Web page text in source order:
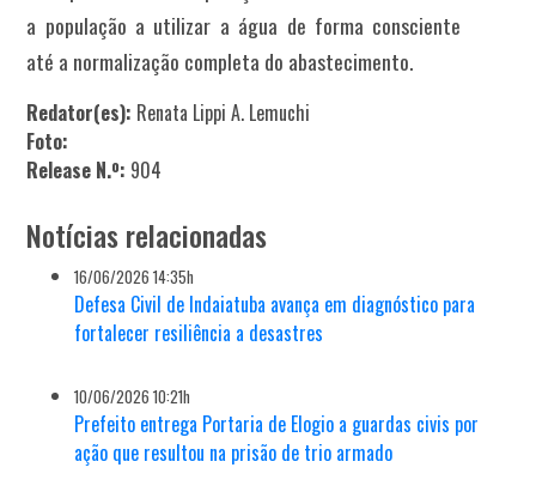
a população a utilizar a água de forma consciente
até a normalização completa do abastecimento.
Redator(es): Renata Lippi A. Lemuchi
Foto:
Release N.º: 904
Notícias relacionadas
16/06/2026 14:35h
Defesa Civil de Indaiatuba avança em diagnóstico para
fortalecer resiliência a desastres
10/06/2026 10:21h
Prefeito entrega Portaria de Elogio a guardas civis por
ação que resultou na prisão de trio armado